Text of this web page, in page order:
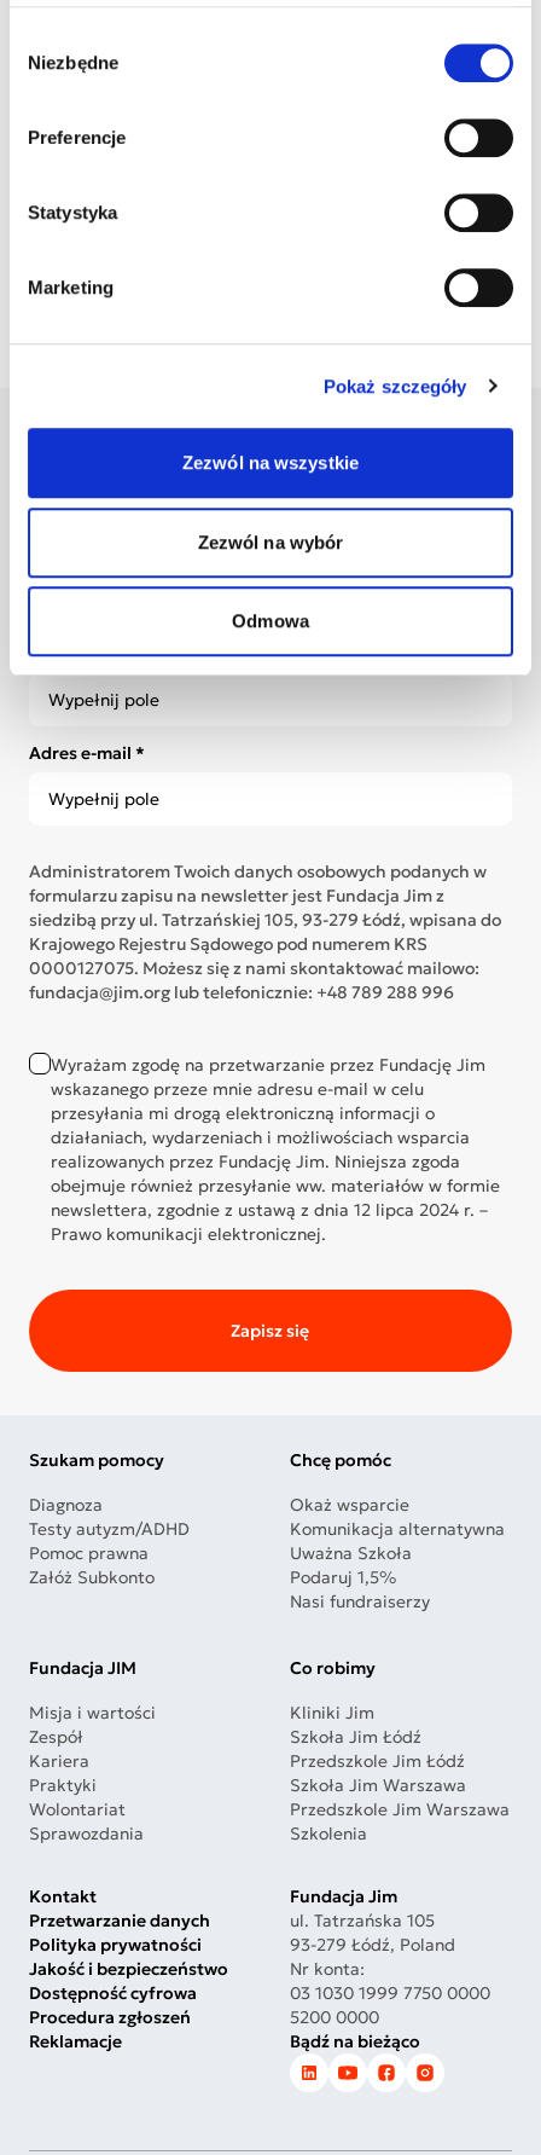
zgody
Niezbędne
Preferencje
Statystyka
Marketing
Pokaż szczegóły
Zezwól na wszystkie
Zezwól na wybór
Odmowa
Pobierz list
do księgowej
Pobierz obrazek
Justyna M
Dołącz do
społeczności Jim
Bądź bliżej zmian, które tworzysz. Zapisz się na nasz
newsletter i otrzymuj poruszające historie
Bohaterów Jim, informacje o działaniach Fundacji i
Twoje imię *
Adres e-mail *
Administratorem Twoich danych osobowych podanych w
formularzu zapisu na newsletter jest Fundacja Jim z
siedzibą przy ul. Tatrzańskiej 105, 93-279 Łódź, wpisana do
Krajowego Rejestru Sądowego pod numerem KRS
0000127075. Możesz się z nami skontaktować mailowo:
fundacja@jim.org lub telefonicznie: +48 789 288 996
Wyrażam zgodę na przetwarzanie przez Fundację Jim
wskazanego przeze mnie adresu e-mail w celu
przesyłania mi drogą elektroniczną informacji o
działaniach, wydarzeniach i możliwościach wsparcia
realizowanych przez Fundację Jim. Niniejsza zgoda
obejmuje również przesyłanie ww. materiałów w formie
newslettera, zgodnie z ustawą z dnia 12 lipca 2024 r. –
Prawo komunikacji elektronicznej.
Zapisz się
Szukam pomocy
Diagnoza
Testy autyzm/ADHD
Pomoc prawna
Załóż Subkonto
Chcę pomóc
Okaż wsparcie
Komunikacja alternatywna
Uważna Szkoła
Podaruj 1,5%
Nasi fundraiserzy
Fundacja JIM
Misja i wartości
Zespół
Kariera
Praktyki
Wolontariat
Sprawozdania
Co robimy
Kliniki Jim
Szkoła Jim Łódź
Przedszkole Jim Łódź
Szkoła Jim Warszawa
Przedszkole Jim Warszawa
Szkolenia
Kontakt
Przetwarzanie danych
Polityka prywatności
Jakość i bezpieczeństwo
Dostępność cyfrowa
Procedura zgłoszeń
Reklamacje
Fundacja Jim
ul. Tatrzańska 105
93-279 Łódź, Poland
Nr konta:
03 1030 1999 7750 0000
5200 0000
Bądź na bieżąco